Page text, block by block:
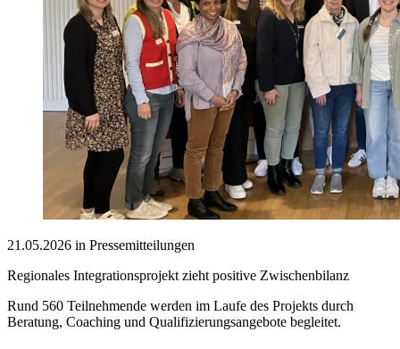
21.05.2026 in Pressemitteilungen
Regionales Integrationsprojekt zieht positive Zwischenbilanz
Rund 560 Teilnehmende werden im Laufe des Projekts durch
Beratung, Coaching und Qualifizierungsangebote begleitet.